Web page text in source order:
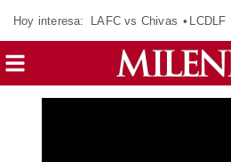
Hoy interesa: LAFC vs Chivas LCDLF